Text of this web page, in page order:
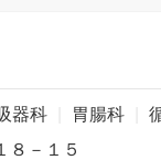
器科 胃腸科
循環
８－１５